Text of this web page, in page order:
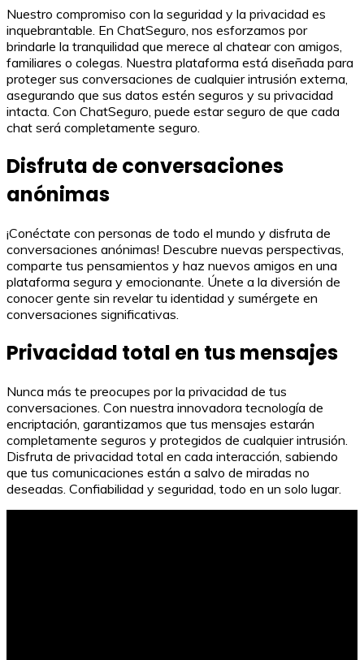
Nuestro compromiso con la seguridad y la privacidad es
inquebrantable. En ChatSeguro, nos esforzamos por
brindarle la tranquilidad que merece al chatear con amigos,
familiares o colegas. Nuestra plataforma está diseñada para
proteger sus conversaciones de cualquier intrusión externa,
asegurando que sus datos estén seguros y su privacidad
intacta. Con ChatSeguro, puede estar seguro de que cada
chat será completamente seguro.
Disfruta de conversaciones
anónimas
¡Conéctate con personas de todo el mundo y disfruta de
conversaciones anónimas! Descubre nuevas perspectivas,
comparte tus pensamientos y haz nuevos amigos en una
plataforma segura y emocionante. Únete a la diversión de
conocer gente sin revelar tu identidad y sumérgete en
conversaciones significativas.
Privacidad total en tus mensajes
Nunca más te preocupes por la privacidad de tus
conversaciones. Con nuestra innovadora tecnología de
encriptación, garantizamos que tus mensajes estarán
completamente seguros y protegidos de cualquier intrusión.
Disfruta de privacidad total en cada interacción, sabiendo
que tus comunicaciones están a salvo de miradas no
deseadas. Confiabilidad y seguridad, todo en un solo lugar.